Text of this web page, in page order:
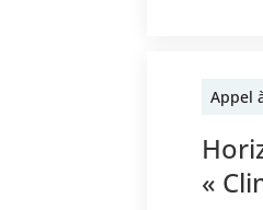
Appel
«